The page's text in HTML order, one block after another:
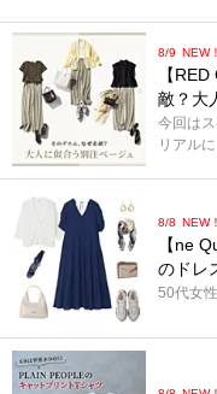
8/9 NEW！
【
敵？大
今回は
リアル
8/8 NEW！
【ne
のドレ
50代女